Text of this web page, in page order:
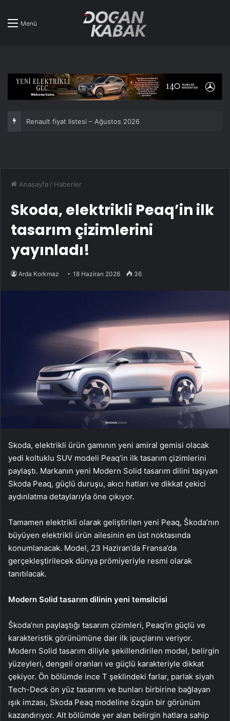
Menü
Anasayfa / Haberler
Skoda, elektrikli Peaq’in ilk
tasarım çizimlerini
yayınladı!
Arda Korkmaz 18 Haziran 2026 36
Skoda, elektrikli ürün gamının yeni amiral gemisi olacak
yedi koltuklu SUV modeli Peaq’in ilk tasarım çizimlerini
paylaştı. Markanın yeni Modern Solid tasarım dilini taşıyan
Skoda Peaq, güçlü duruşu, akıcı hatları ve dikkat çekici
aydınlatma detaylarıyla öne çıkıyor.
Tamamen elektrikli olarak geliştirilen yeni Peaq, Škoda’nın
büyüyen elektrikli ürün ailesinin en üst noktasında
konumlanacak. Model, 23 Haziran’da Fransa’da
gerçekleştirilecek dünya prömiyeriyle resmi olarak
tanıtılacak.
Modern Solid tasarım dilinin yeni temsilcisi
Škoda’nın paylaştığı tasarım çizimleri, Peaq’in güçlü ve
karakteristik görünümüne dair ilk ipuçlarını veriyor.
Modern Solid tasarım diliyle şekillendirilen model, belirgin
yüzeyleri, dengeli oranları ve güçlü karakteriyle dikkat
çekiyor. Ön bölümde ince T şeklindeki farlar, parlak siyah
Tech-Deck ön yüz tasarımı ve bunları birbirine bağlayan
ışık imzası, Skoda Peaq modeline özgün bir görünüm
kazandırıyor. Alt bölümde yer alan belirgin hatlara sahip